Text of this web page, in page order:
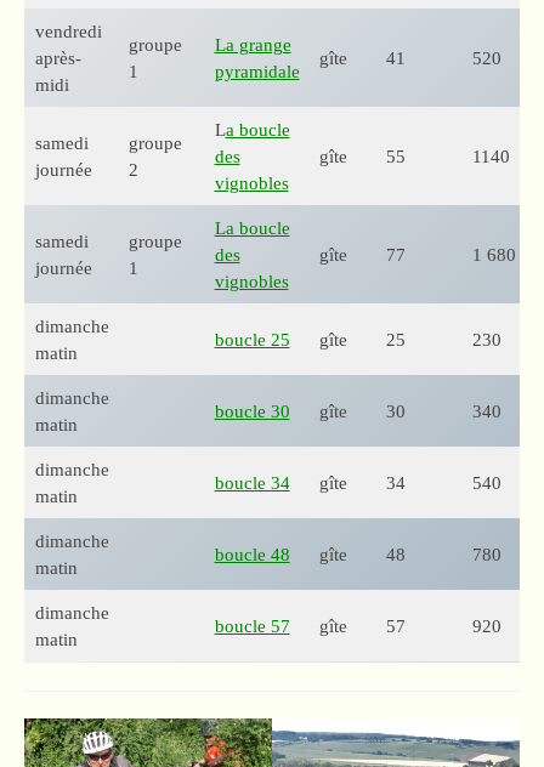
vendredi
après-
midi
groupe
1
La grange
pyramidale
gîte 41 520
samedi
journée
groupe
2
La boucle
des
vignobles
gîte 55 1140
samedi
journée
groupe
1
La boucle
des
vignobles
gîte 77 1 680
dimanche
matin
boucle 25 gîte 25 230
dimanche
matin
boucle 30 gîte 30 340
dimanche
matin
boucle 34 gîte 34 540
dimanche
matin
boucle 48 gîte 48 780
dimanche
matin
boucle 57 gîte 57 920